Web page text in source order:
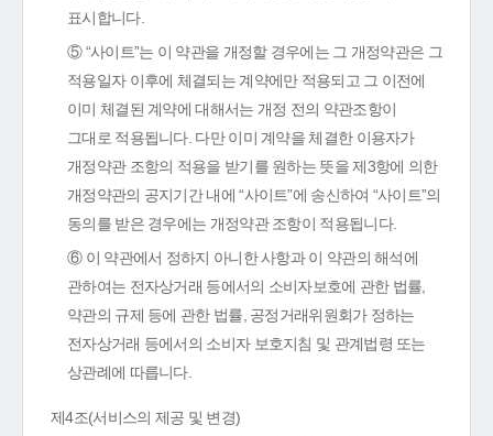
표시합니다.
⑤ “사이트”는 이 약관을 개정할 경우에는 그 개정약관은 그
적용일자 이후에 체결되는 계약에만 적용되고 그 이전에
이미 체결된 계약에 대해서는 개정 전의 약관조항이
그대로 적용됩니다. 다만 이미 계약을 체결한 이용자가
개정약관 조항의 적용을 받기를 원하는 뜻을 제3항에 의한
개정약관의 공지기간 내에 “사이트”에 송신하여 “사이트”의
동의를 받은 경우에는 개정약관 조항이 적용됩니다.
⑥ 이 약관에서 정하지 아니한 사항과 이 약관의 해석에
관하여는 전자상거래 등에서의 소비자보호에 관한 법률,
약관의 규제 등에 관한 법률, 공정거래위원회가 정하는
전자상거래 등에서의 소비자 보호지침 및 관계법령 또는
상관례에 따릅니다.
제4조(서비스의 제공 및 변경)